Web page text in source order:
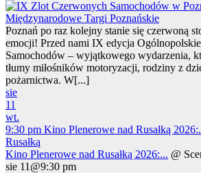
Poznań po raz kolejny stanie się czerwoną
emocji! Przed nami IX edycja
Samochodów – wyjątkowego wydarzenia,
tłumy miłośników motoryzacji, rodziny z
pożarnictwa. W[...]
sie
11
wt.
9:30 pm Kino Plenerowe nad Rusałką
Rusałką
Kino Plenerowe nad Rusałką 2026:... @
sie 11@9:30 pm